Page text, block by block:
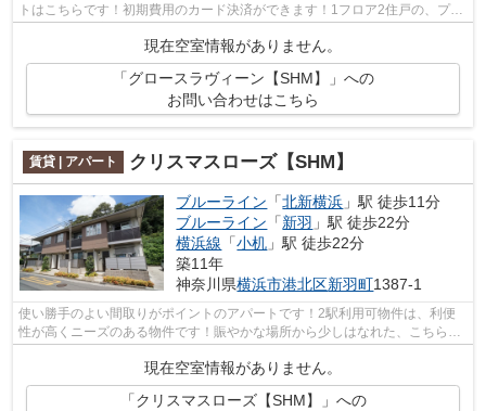
トはこちらです！初期費用のカード決済ができます！1フロア2住戸の、プラ
イバシー性も高いアパート！できるだ...
現在空室情報がありません。
「グロースラヴィーン【SHM】」への
お問い合わせはこちら
賃貸 | アパート クリスマスローズ【SHM】
ブルーライン 「北新横浜 」駅 徒歩11分
ブルーライン 「新羽 」駅 徒歩22分
横浜線 「小机 」駅 徒歩22分
築11年
神奈川県横浜市港北区新羽町1387-1
使い勝手のよい間取りがポイントのアパートです！2駅利用可物件は、利便
性が高くニーズのある物件です！賑やかな場所から少しはなれた、こちらの
現在空室情報がありません。
「クリスマスローズ【SHM】」への